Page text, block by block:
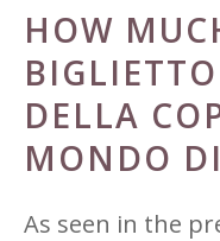
HOW
DELLA
MONDO
As seen in the